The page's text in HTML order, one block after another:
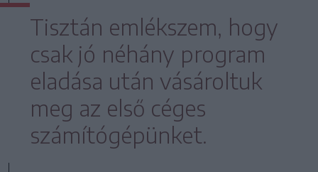
Tisztán emlékszem, hogy
csak jó néhány program
eladása után vásároltuk
meg az első céges
számítógépünket.